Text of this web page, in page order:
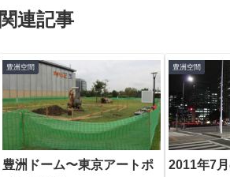
関連記事
豊洲空間
豊洲ドーム〜東京アートポ
豊洲空間
2011年7